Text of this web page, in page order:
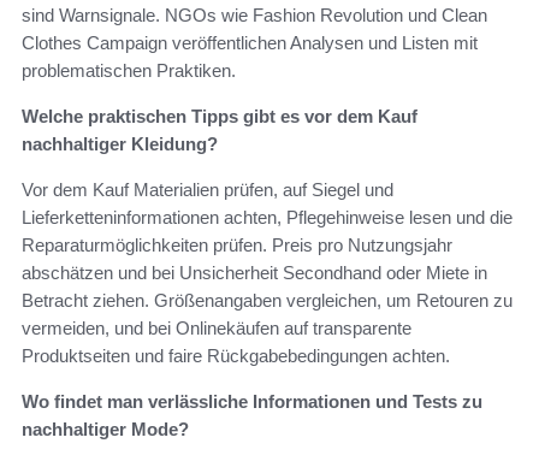
sind Warnsignale. NGOs wie Fashion Revolution und Clean
Clothes Campaign veröffentlichen Analysen und Listen mit
problematischen Praktiken.
Welche praktischen Tipps gibt es vor dem Kauf
nachhaltiger Kleidung?
Vor dem Kauf Materialien prüfen, auf Siegel und
Lieferketteninformationen achten, Pflegehinweise lesen und die
Reparaturmöglichkeiten prüfen. Preis pro Nutzungsjahr
abschätzen und bei Unsicherheit Secondhand oder Miete in
Betracht ziehen. Größenangaben vergleichen, um Retouren zu
vermeiden, und bei Onlinekäufen auf transparente
Produktseiten und faire Rückgabebedingungen achten.
Wo findet man verlässliche Informationen und Tests zu
nachhaltiger Mode?